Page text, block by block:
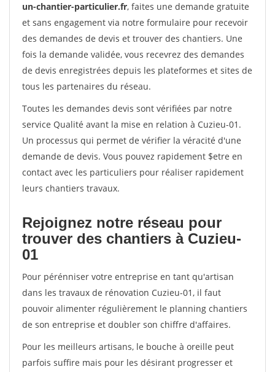
un-chantier-particulier.fr, faites une demande gratuite
et sans engagement via notre formulaire pour recevoir
des demandes de devis et trouver des chantiers. Une
fois la demande validée, vous recevrez des demandes
de devis enregistrées depuis les plateformes et sites de
tous les partenaires du réseau.
Toutes les demandes devis sont vérifiées par notre
service Qualité avant la mise en relation à Cuzieu-01.
Un processus qui permet de vérifier la véracité d'une
demande de devis. Vous pouvez rapidement $etre en
contact avec les particuliers pour réaliser rapidement
leurs chantiers travaux.
Rejoignez notre réseau pour
trouver des chantiers à Cuzieu-
01
Pour pérénniser votre entreprise en tant qu'artisan
dans les travaux de rénovation Cuzieu-01, il faut
pouvoir alimenter régulièrement le planning chantiers
de son entreprise et doubler son chiffre d'affaires.
Pour les meilleurs artisans, le bouche à oreille peut
parfois suffire mais pour les désirant progresser et